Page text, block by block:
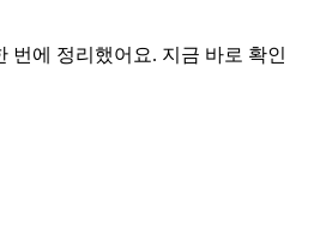
번에 정리했어요. 지금 바로 확인